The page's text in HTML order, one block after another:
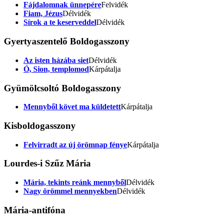
Fájdalomnak ünnepéreFelvidék
Fiam, JézusDélvidék
Sírok a te keserveddelDélvidék
Gyertyaszentelő Boldogasszony
Az isten házába sietDélvidék
Ó, Sion, templomodKárpátalja
Gyümölcsoltó Boldogasszony
Mennyből követ ma küldetettKárpátalja
Kisboldogasszony
Felvirradt az új örömnap fényeKárpátalja
Lourdes-i Szűz Mária
Mária, tekints reánk mennybőlDélvidék
Nagy örömmel mennyekbenDélvidék
Mária-antifóna